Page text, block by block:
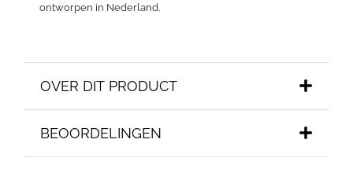
ontworpen in Nederland.
OVER DIT PRODUCT
BEOORDELINGEN